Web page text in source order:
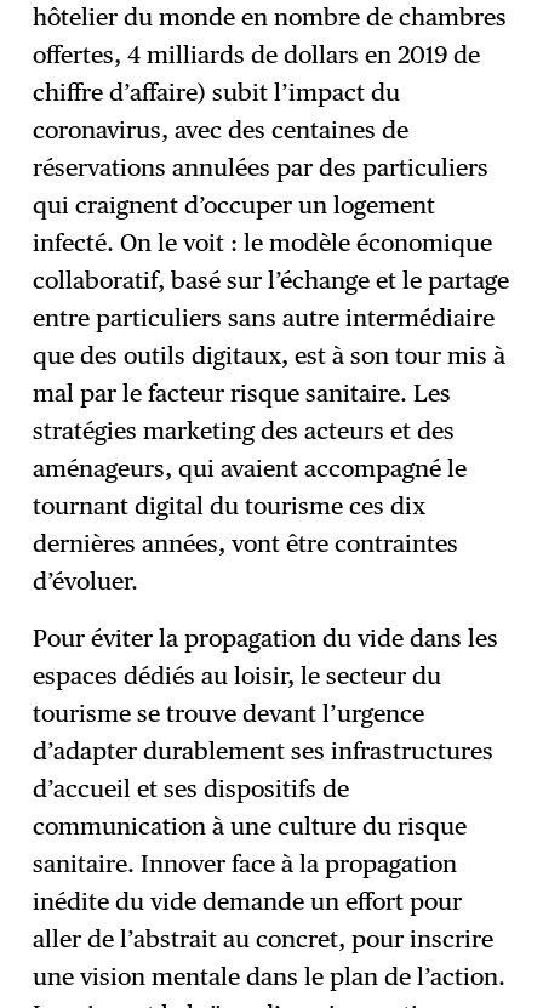
hôtelier du monde en nombre de chambres
offertes, 4 milliards de dollars en 2019 de
chiffre d’affaire) subit l’impact du
coronavirus, avec des centaines de
réservations annulées par des particuliers
qui craignent d’occuper un logement
infecté. On le voit : le modèle économique
collaboratif, basé sur l’échange et le partage
entre particuliers sans autre intermédiaire
que des outils digitaux, est à son tour mis à
mal par le facteur risque sanitaire. Les
stratégies marketing des acteurs et des
aménageurs, qui avaient accompagné le
tournant digital du tourisme ces dix
dernières années, vont être contraintes
d’évoluer.
Pour éviter la propagation du vide dans les
espaces dédiés au loisir, le secteur du
tourisme se trouve devant l’urgence
d’adapter durablement ses infrastructures
d’accueil et ses dispositifs de
communication à une culture du risque
sanitaire. Innover face à la propagation
inédite du vide demande un effort pour
aller de l’abstrait au concret, pour inscrire
une vision mentale dans le plan de l’action.